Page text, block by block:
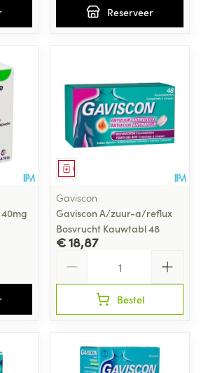
Reserveer
Geneesmiddel
Gaviscon
Gaviscon A/zuur-a/reflux
Bosvrucht Kauwtabl 48
€ 18,87
Bestel